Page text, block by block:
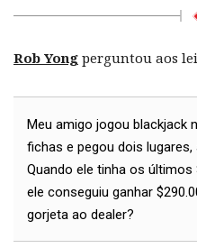
Rob Yong perguntou aos
Meu amigo jogou blackjack
fichas e pegou dois
Quando ele tinha os
ele conseguiu ganhar
gorjeta ao dealer?